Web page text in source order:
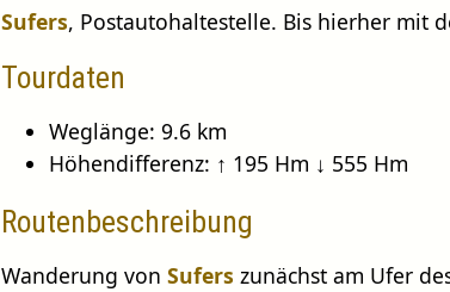
Sufers, Postautohaltestelle. Bis hierher mit
Tourdaten
Weglänge: 9.6 km
Höhendifferenz: ↑ 195 Hm ↓ 555 Hm
Routenbeschreibung
Wanderung vonSufers zunächst am Ufer